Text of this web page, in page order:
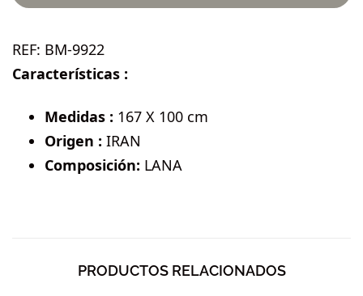
REF: BM-9922
Características :
Medidas : 167 X 100 cm
Origen : IRAN
Composición: LANA
PRODUCTOS RELACIONADOS